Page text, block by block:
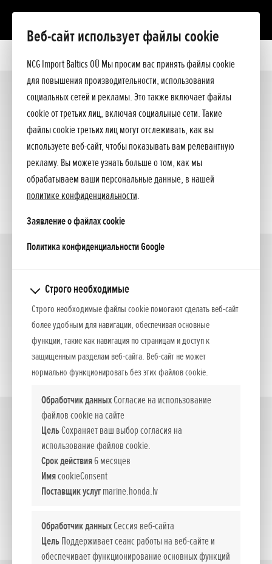
Веб-сайт использует файлы cookie
NCG Import Baltics OÜ Мы просим вас принять файлы cookie
для повышения производительности, использования
социальных сетей и рекламы. Это также включает файлы
cookie от третьих лиц, включая социальные сети. Такие
файлы cookie третьих лиц могут отслеживать, как вы
используете веб-сайт, чтобы показывать вам релевантную
рекламу. Вы можете узнать больше о том, как мы
обрабатываем ваши персональные данные, в нашей
политике конфиденциальности.
Заявление о файлах cookie
Политика конфиденциальности Googleopens in a new tab
Строго необходимые
Строго необходимые файлы cookie помогают сделать веб-сайт
более удобным для навигации, обеспечивая основные
функции, такие как навигация по страницам и доступ к
защищенным разделам веб-сайта. Веб-сайт не может
нормально функционировать без этих файлов cookie.
Обработчик данныхСогласие на использование
файлов cookie на сайте
ЦельСохраняет ваш выбор согласия на
использование файлов cookie.
Срок действия6 месяцев
ИмяcookieConsent
Поставщик услугmarine.honda.lv
Обработчик данныхСессия веб-сайта
ЦельПоддерживает сеанс работы на веб-сайте и
обеспечивает функционирование основных функций
2,3 - 30 (9)
115-150(3)